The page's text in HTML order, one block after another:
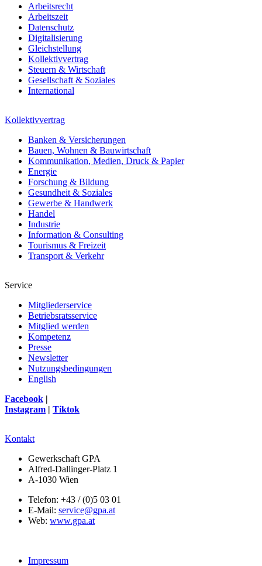
Arbeitsrecht
Arbeitszeit
Datenschutz
Digitalisierung
Gleichstellung
Kollektivvertrag
Steuern & Wirtschaft
Gesellschaft & Soziales
International
Kollektivvertrag
Banken & Versicherungen
Bauen, Wohnen & Bauwirtschaft
Kommunikation, Medien, Druck & Papier
Energie
Forschung & Bildung
Gesundheit & Soziales
Gewerbe & Handwerk
Handel
Industrie
Information & Consulting
Tourismus & Freizeit
Transport & Verkehr
Service
Mitgliederservice
Betriebsratsservice
Mitglied werden
Kompetenz
Presse
Newsletter
Nutzungsbedingungen
English
Facebook |
Instagram | Tiktok
Kontakt
Gewerkschaft GPA
Alfred-Dallinger-Platz 1
A-1030 Wien
Telefon: +43 / (0)5 03 01
E-Mail: service@gpa.at
Web: www.gpa.at
Impressum